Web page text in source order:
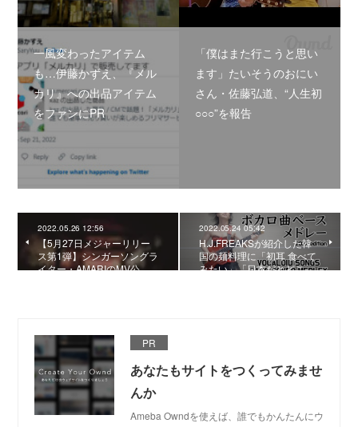
一風変わったアイテム
も…伊藤かずえ、『メル
カリ』への出品アイテム
をファンにPR
「僕はまた行こうと思い
ます」たいそうのおにい
さん・佐藤弘道、“人生初
○○○”を報告
2022.05.26 12:56
【5月27日メジャーリリー
ス第1弾】シンガーソングラ
イター・AMARIのMV公…
2022.05.24 05:42
H.J.FREAKSが紹介した韓
国の麺料理に「初耳 食べて
みたい」「日本だとどこ…
PR
あなたもサイトをつくってみませ
んか
Ameba Owndを使えば、誰でもかんたんにウ